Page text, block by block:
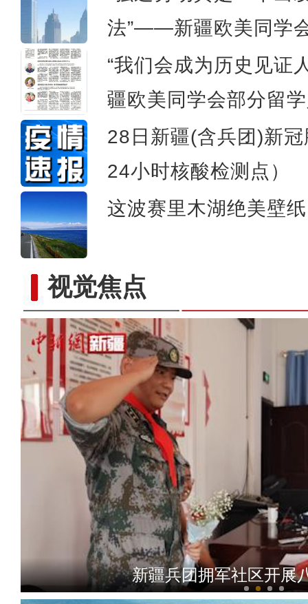
法”——新疆欧美同学
“我们会成为历史见
疆欧美同学会部分留
28日新疆(含兵团)新
24小时核酸检测点）
这波赛里木湖绝美壁
视觉焦点
新疆若羌：枣园养鸡
新疆兵团订单辣椒喜丰收
新疆兵团拥军社区开展